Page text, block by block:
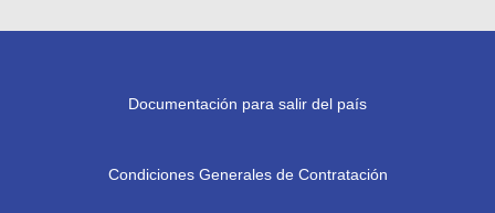
Documentación para salir del país
Condiciones Generales de Contratación